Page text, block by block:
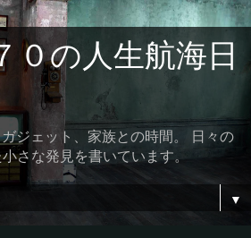
０の人生航海日
ジェット、家族との時間。 日々の
さな発見を書いています。
▼